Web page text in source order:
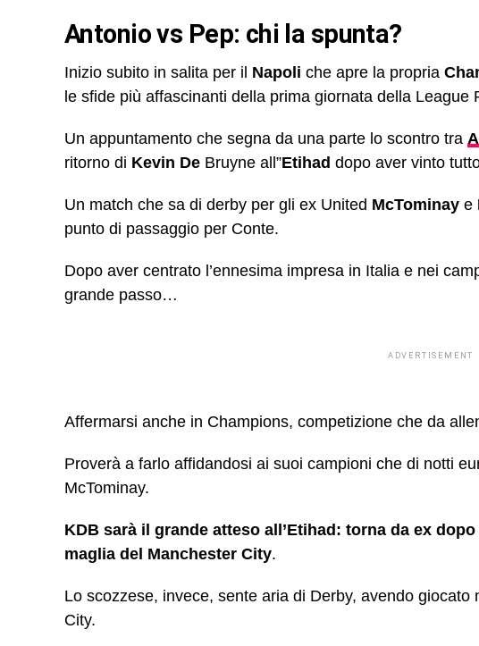
Antonio vs Pep: chi la spunta?
Inizio subito in salita per il Napoli che apre la propria
le sfide più affascinanti della prima giornata della League
Un appuntamento che segna da una parte lo scontro tra
ritorno di Kevin De Bruyne all”Etihad dopo aver vinto
Un match che sa di derby per gli ex United McTominay e
punto di passaggio per Conte.
Dopo aver centrato l’ennesima impresa in Italia e nei
grande passo…
ADVERTISEMENT
Affermarsi anche in Champions, competizione che da
Proverà a farlo affidandosi ai suoi campioni che di notti
McTominay.
KDB sarà il grande atteso all’Etihad: torna da ex
maglia del Manchester City.
Lo scozzese, invece, sente aria di Derby, avendo
City.